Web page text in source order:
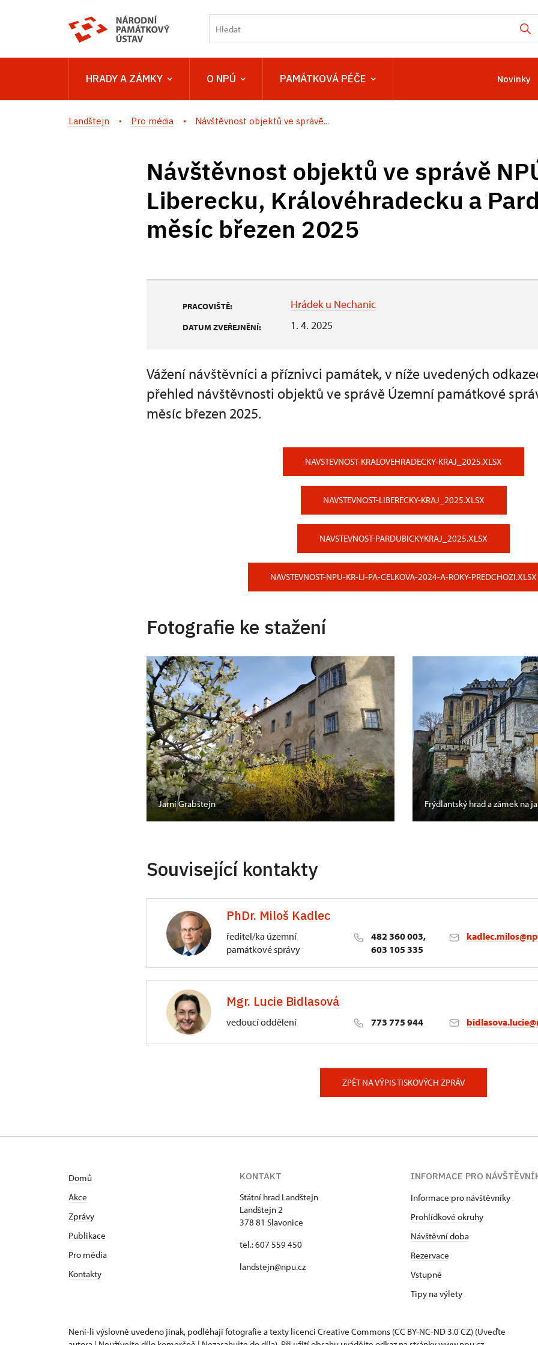
HRADY A ZÁMKY O NPÚ PAMÁTKOVÁ PÉČE Novinky
Landštejn Pro média Návštěvnost objektů ve správě...
Návštěvnost objektů ve správě
Liberecku, Královéhradecku a
měsíc březen 2025
PRACOVIŠTĚ: Hrádek u Nechanic
DATUM ZVEŘEJNĚNÍ: 1. 4. 2025
Vážení návštěvníci a příznivci památek, v níže uvedených
přehled návštěvnosti objektů ve správě Územní památkové
měsíc březen 2025.
NAVSTEVNOST-KRALOVEHRADECKY-KRAJ_2025.XLSX
NAVSTEVNOST-LIBERECKY-KRAJ_2025.XLSX
NAVSTEVNOST-PARDUBICKYKRAJ_2025.XLSX
NAVSTEVNOST-NPU-KR-LI-PA-CELKOVA-2024-A-ROKY-PREDCHOZI.XLSX
Fotografie ke stažení
Jarní Grabštejn Frýdlantský hrad a zámek na
Související kontakty
PhDr. Miloš Kadlec
ředitel/ka územní
památkové správy
482 360 003,
603 105 335
3/, Sychrov 3Mgr. Lucie Bidlasová
vedoucí oddělení 773 775 944
ZPĚT NA VÝPIS TISKOVÝCH ZPRÁV
Domů
Akce
Zprávy
Publikace
Pro média
Kontakty
KONTAKT
Státní hrad Landštejn
Landštejn 2
378 81 Slavonice
tel.: 607 559 450
landstejn@npu.cz
INFORMACE PRO
Informace pro návštěvníky
Prohlídkové okruhy
Návštěvní doba
Rezervace
Vstupné
Tipy na výlety
Není-li výslovně uvedeno jinak, podléhají fotografie a texty licenci Creative Commons (CC BY-NC-ND 3.0 CZ) (Uveďte